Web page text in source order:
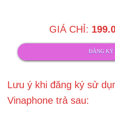
GIÁ CHỈ:
ĐĂNG KÝ
Lưu ý khi đăng ký sử
Vinaphone trả sau: